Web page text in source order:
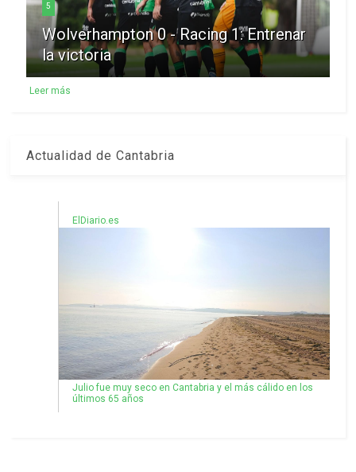
5
Wolverhampton 0 - Racing 1: Entrenar
la victoria
Leer más
Actualidad de Cantabria
ElDiario.es
Julio fue muy seco en Cantabria y el más cálido en los
últimos 65 años